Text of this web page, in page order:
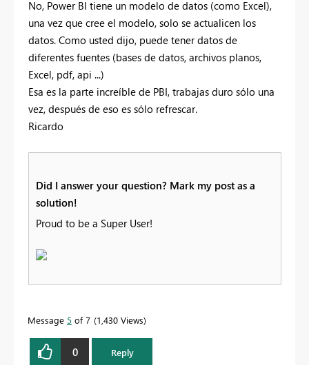
No, Power BI tiene un modelo de datos (como Excel),
una vez que cree el modelo, solo se actualicen los
datos. Como usted dijo, puede tener datos de
diferentes fuentes (bases de datos, archivos planos,
Excel, pdf, api ...)
Esa es la parte increíble de PBI, trabajas duro sólo una
vez, después de eso es sólo refrescar.
Ricardo
Did I answer your question? Mark my post as a
solution!
Proud to be a Super User!
Message 5 of 7 1,430 Views
0 Reply